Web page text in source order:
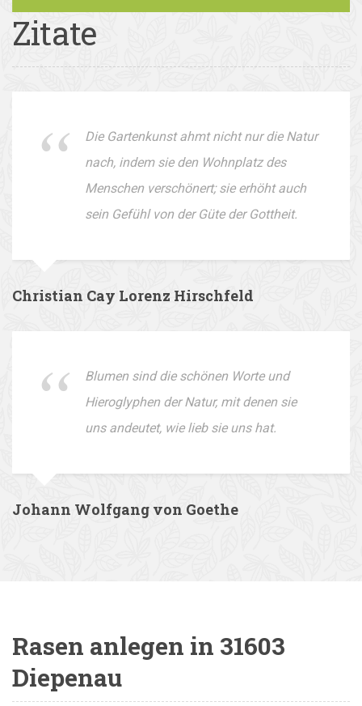
Zitate
Die Gartenkunst ahmt nicht nur die Natur
nach, indem sie den Wohnplatz des
Menschen verschönert; sie erhöht auch
sein Gefühl von der Güte der Gottheit.
Christian Cay Lorenz Hirschfeld
Blumen sind die schönen Worte und
Hieroglyphen der Natur, mit denen sie
uns andeutet, wie lieb sie uns hat.
Johann Wolfgang von Goethe
Rasen anlegen in 31603
Diepenau